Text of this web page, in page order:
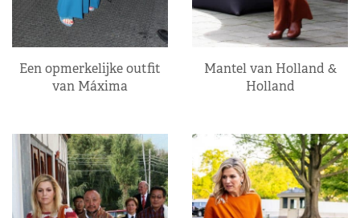
Een opmerkelijke outfit
van Máxima
Mantel van Holland &
Holland